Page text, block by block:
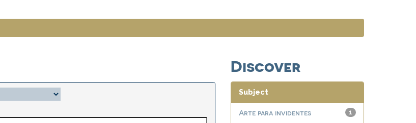
Discover
Subject
1
Arte para invidentes